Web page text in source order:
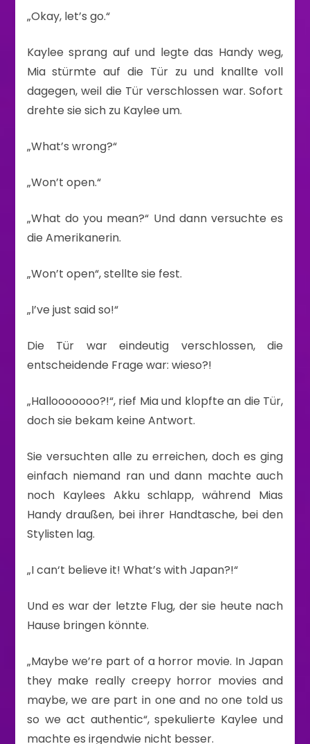
„Okay, let’s go.“
Kaylee sprang auf und legte das Handy weg,
Mia stürmte auf die Tür zu und knallte voll
dagegen, weil die Tür verschlossen war. Sofort
drehte sie sich zu Kaylee um.
„What’s wrong?“
„Won’t open.“
„What do you mean?“ Und dann versuchte es
die Amerikanerin.
„Won’t open“, stellte sie fest.
„I’ve just said so!“
Die Tür war eindeutig verschlossen, die
entscheidende Frage war: wieso?!
„Hallooooooo?!“, rief Mia und klopfte an die Tür,
doch sie bekam keine Antwort.
Sie versuchten alle zu erreichen, doch es ging
einfach niemand ran und dann machte auch
noch Kaylees Akku schlapp, während Mias
Handy draußen, bei ihrer Handtasche, bei den
Stylisten lag.
„I can‘t believe it! What’s with Japan?!“
Und es war der letzte Flug, der sie heute nach
Hause bringen könnte.
„Maybe we’re part of a horror movie. In Japan
they make really creepy horror movies and
maybe, we are part in one and no one told us
so we act authentic“, spekulierte Kaylee und
machte es irgendwie nicht besser.